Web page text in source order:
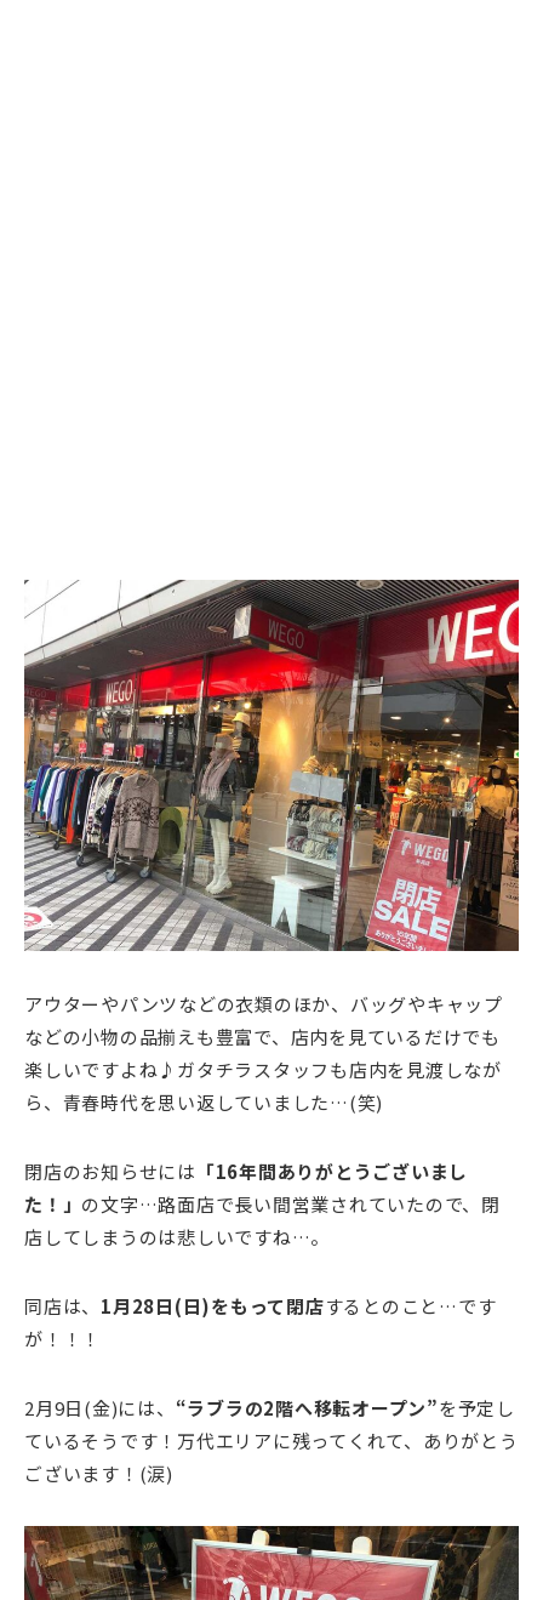
アウターやパンツなどの衣類のほか、バッグやキャップ
などの小物の品揃えも豊富で、店内を見ているだけでも
楽しいですよね♪ガタチラスタッフも店内を見渡しなが
ら、青春時代を思い返していました…(笑)
閉店のお知らせには 「16年間ありがとうございまし
た！」 の文字…路面店で長い間営業されていたので、閉
店してしまうのは悲しいですね…。
同店は、 1月28日(日)をもって閉店するとのこと…です
が！！！
2月9日(金)には、 “ラブラの2階へ移転オープン”を予定し
ているそうです！万代エリアに残ってくれて、ありがとう
ございます！(涙)